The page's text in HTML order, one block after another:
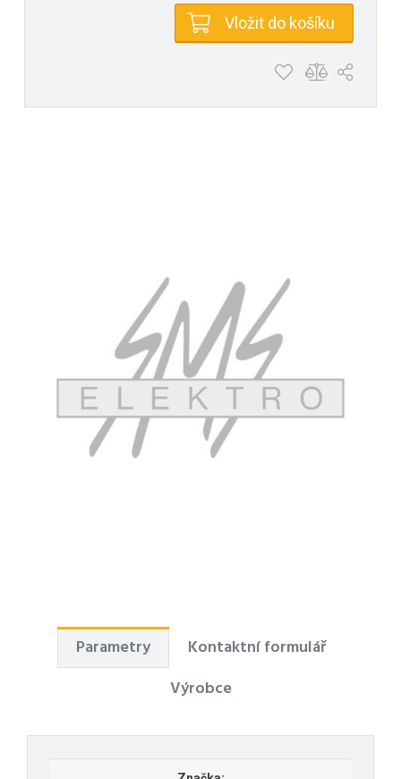
Vložit do košíku
Parametry
Kontaktní formulář
Výrobce